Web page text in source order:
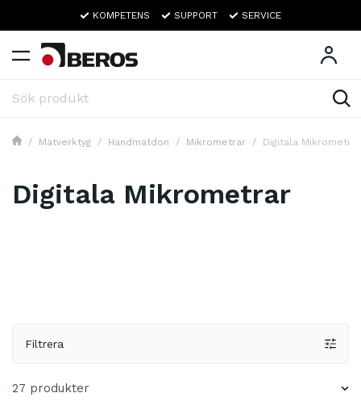
KOMPETENS SUPPORT SERVICE
Mätverktyg Handmätdon Mikrometrar Digitala Mikrometrar
Digitala Mikrometrar
Filtrera
27 produkter